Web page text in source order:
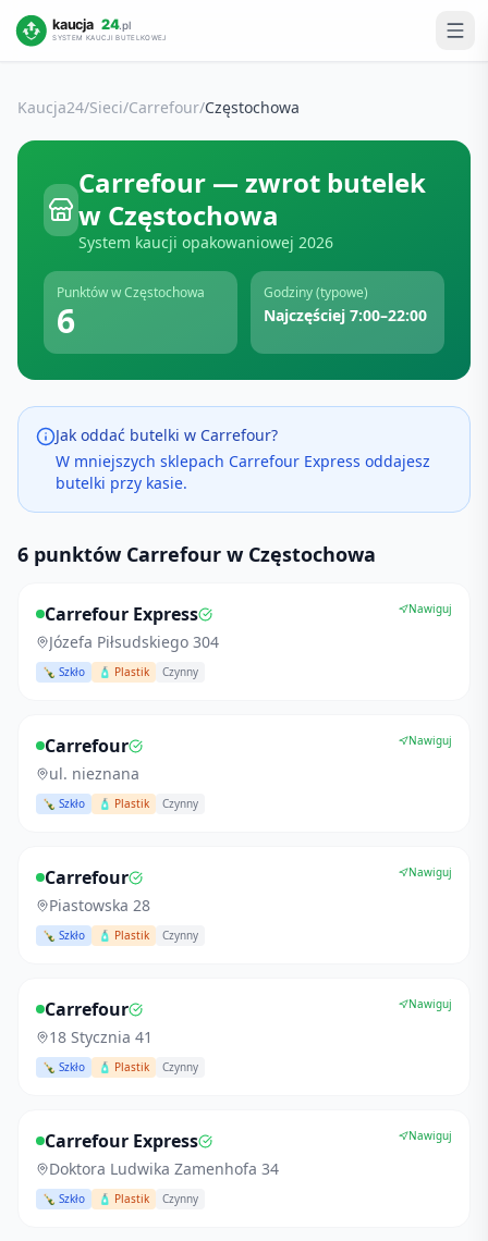
Kaucja24/Sieci/Carrefour/Częstochowa
Carrefour— zwrot butelek
w Częstochowa
System kaucji opakowaniowej 2026
Punktów wCzęstochowa
6
Godziny (typowe)
Najczęściej 7:00–22:00
Jak oddać butelki w Carrefour?
W mniejszych sklepach Carrefour Express oddajesz
butelki przy kasie.
6 punktów Carrefour w Częstochowa
Carrefour Express
Józefa Piłsudskiego 304
🍾 Szkło 🧴 Plastik Czynny
Nawiguj
Carrefour
ul. nieznana
🍾 Szkło 🧴 Plastik Czynny
Nawiguj
Carrefour
Piastowska 28
🍾 Szkło 🧴 Plastik Czynny
Nawiguj
Carrefour
18 Stycznia 41
🍾 Szkło 🧴 Plastik Czynny
Nawiguj
Carrefour Express
Doktora Ludwika Zamenhofa 34
🍾 Szkło 🧴 Plastik Czynny
Nawiguj